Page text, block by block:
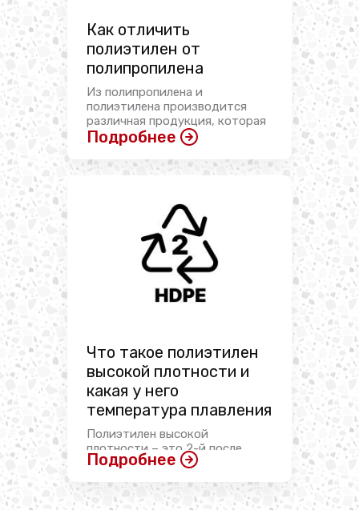
Как отличить
полиэтилен от
полипропилена
Из полипропилена и
полиэтилена производится
различная продукция, которая
имеет ...
Подробнее
Что такое полиэтилен
высокой плотности и
какая у него
температура плавления
Полиэтилен высокой
плотности – это 2-й после
полиэтилентерефталата
Подробнее